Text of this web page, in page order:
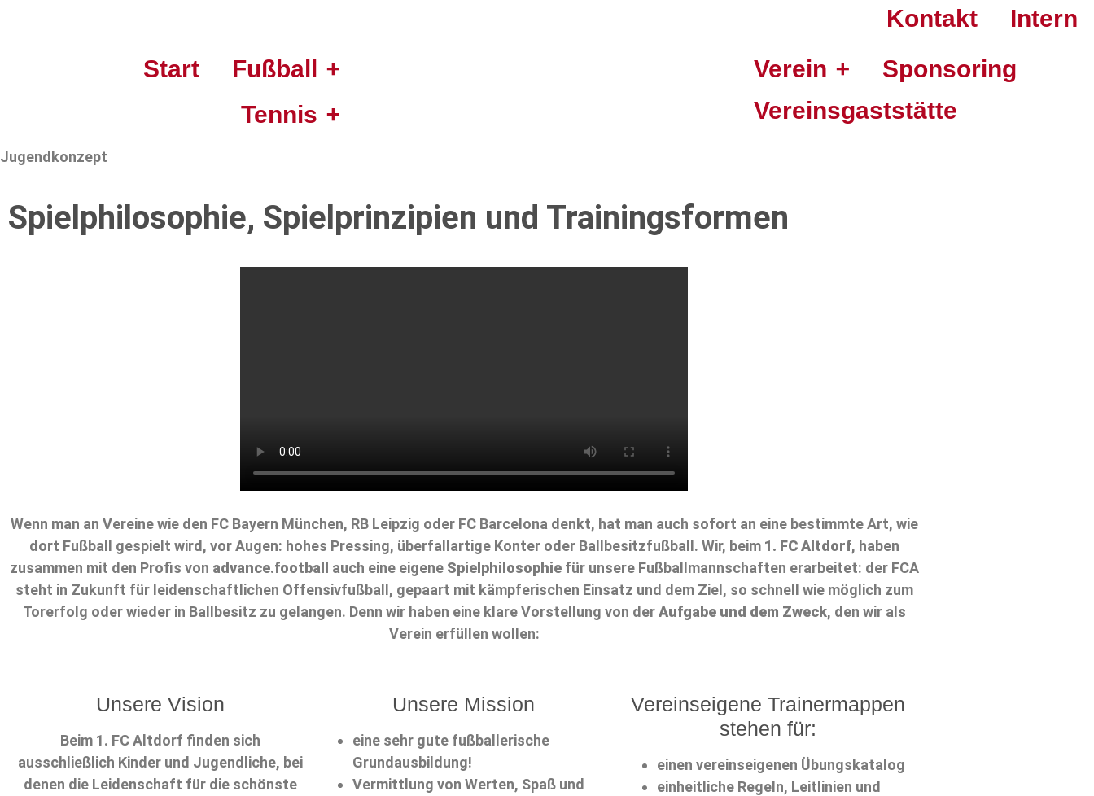
Kontakt
Intern
Start
Fußball
Tennis
Verein
Sponsoring
Vereinsgaststätte
Jugendkonzept
Spielphilosophie, Spielprinzipien und Trainingsformen
Wenn man an Vereine wie den FC Bayern München, RB Leipzig oder FC Barcelona denkt, hat man auch sofort an eine bestimmte Art, wie
dort Fußball gespielt wird, vor Augen: hohes Pressing, überfallartige Konter oder Ballbesitzfußball. Wir, beim 1. FC Altdorf, haben
zusammen mit den Profis von advance.football auch eine eigene Spielphilosophiefür unsere Fußballmannschaften erarbeitet: der FCA
steht in Zukunft für leidenschaftlichen Offensivfußball, gepaart mit kämpferischen Einsatz und dem Ziel, so schnell wie möglich zum
Torerfolg oder wieder in Ballbesitz zu gelangen. Denn wir haben eine klare Vorstellung von derAufgabe und dem Zweck, den wir als
Verein erfüllen wollen:
Unsere Vision
Beim 1. FC Altdorf finden sich
ausschließlich Kinder und Jugendliche, bei
denen die Leidenschaft für die schönste
Unsere Mission
eine sehr gute fußballerische
Grundausbildung!
Vermittlung von Werten, Spaß und
Vereinseigene Trainermappen
stehen für:
einen vereinseigenen Übungskatalog
einheitliche Regeln, Leitlinien und